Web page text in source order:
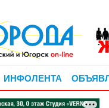
ИНФОЛЕНТА